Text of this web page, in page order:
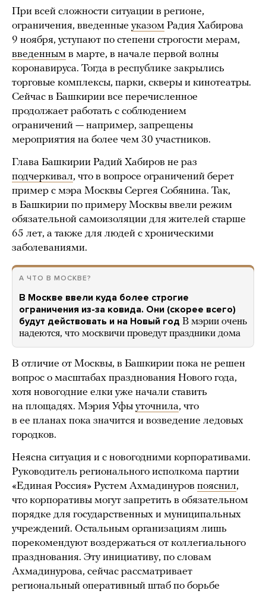
При всей сложности ситуации в регионе,
ограничения, введенные указом Радия Хабирова
9 ноября, уступают по степени строгости мерам,
введенным в марте, в начале первой волны
коронавируса. Тогда в республике закрылись
торговые комплексы, парки, скверы и кинотеатры.
Сейчас в Башкирии все перечисленное
продолжает работать с соблюдением
ограничений — например, запрещены
мероприятия на более чем 30 участников.
Глава Башкирии Радий Хабиров не раз
подчеркивал, что в вопросе ограничений берет
пример с мэра Москвы Сергея Собянина. Так,
в Башкирии по примеру Москвы ввели режим
обязательной самоизоляции для жителей старше
65 лет, а также для людей с хроническими
заболеваниями.
А ЧТО В МОСКВЕ?
В Москве ввели куда более строгие
ограничения из-за ковида. Они (скорее всего)
будут действовать и на Новый год В мэрии очень
надеются, что москвичи проведут праздники дома
В отличие от Москвы, в Башкирии пока не решен
вопрос о масштабах празднования Нового года,
хотя новогодние елки уже начали ставить
на площадях. Мэрия Уфы уточнила, что
в ее планах пока значится и возведение ледовых
городков.
Неясна ситуация и с новогодними корпоративами.
Руководитель регионального исполкома партии
«Единая Россия» Рустем Ахмадинуров пояснил,
что корпоративы могут запретить в обязательном
порядке для государственных и муниципальных
учреждений. Остальным организациям лишь
порекомендуют воздержаться от коллегиального
празднования. Эту инициативу, по словам
Ахмадинурова, сейчас рассматривает
региональный оперативный штаб по борьбе